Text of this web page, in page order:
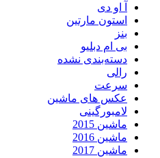
آ او دی
استون مارتین
بنز
بی ام دبلیو
دسته‌بندی نشده
رالی
سرعت
عکس های ماشین
لامبورگینی
ماشین 2015
ماشین 2016
ماشین 2017